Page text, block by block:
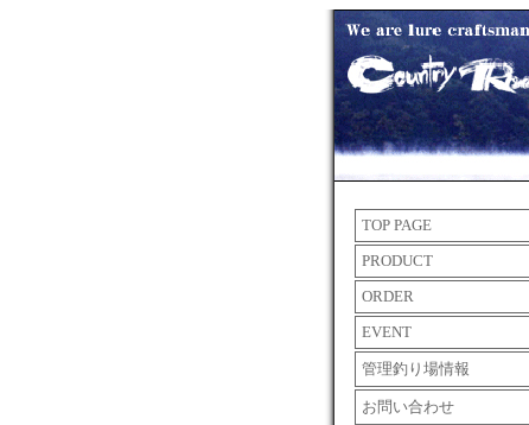
TOP PAGE
PRODUCT
ORDER
EVENT
管理釣り場情報
お問い合わせ